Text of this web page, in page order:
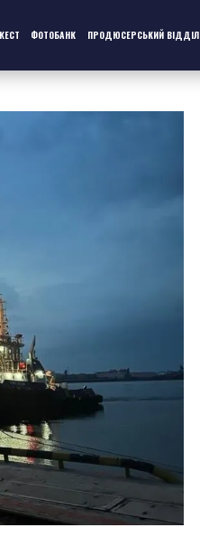
ФОТОБАНК ПРОДЮСЕРСЬКИЙ ВІДДІЛ